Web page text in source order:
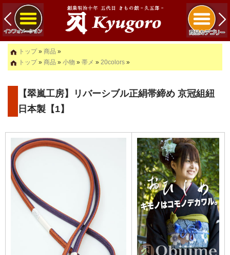
トップ» 商品 »
トップ» 商品 » 小物 » 帯メ » 20colors »
【翠嵐工房】リバーシブル正絹帯締め 京冠組紐
日本製【1】